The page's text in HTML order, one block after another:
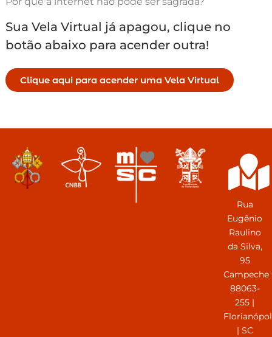
Sua Vela Virtual já apagou, clique no
botão abaixo para acender outra!
Clique aqui para acender uma Vela Virtual
Rua
Eugênio
Raulino
da Silva,
95
Campeche
88063-
255 |
| SC